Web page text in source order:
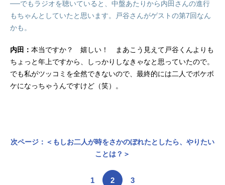
──でもラジオを聴いていると、中盤あたりから内田さんの進行
もちゃんとしていたと思います。戸谷さんがゲストの第7回なん
かも。
内田： 本当ですか？ 嬉しい！ まあこう見えて戸谷くんよりも
ちょっと年上ですから、しっかりしなきゃなと思っていたので。
でも私がツッコミを全然できないので、最終的には二人でボケボ
ケになっちゃうんですけど（笑）。
次ページ：＜もしお二人が時をさかのぼれたとしたら、やりたい
ことは？＞
1 2 3